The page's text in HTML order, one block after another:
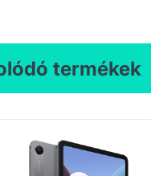
termékek